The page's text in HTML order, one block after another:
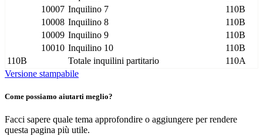
10007 Inquilino 7
110B
10008 Inquilino 8
110B
10009 Inquilino 9
110B
10010 Inquilino 10
110B
110B
Totale inquilini partitario
110A
Versione stampabile
Come possiamo aiutarti meglio?
Facci sapere quale tema approfondire o aggiungere per rendere
questa pagina più utile.